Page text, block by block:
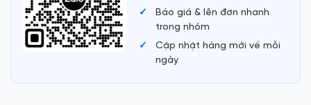
Báo giá & lên đơn nhanh
trong nhóm
Cập nhật hàng mới về mỗi
ngày